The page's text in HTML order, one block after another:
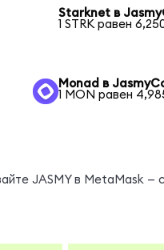
Starknet в
1 STRK равен
Monad в
1 MON равен
JASMY в MetaMask